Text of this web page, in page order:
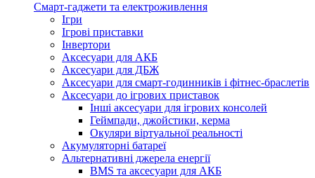
Смарт-гаджети та електроживлення
Ігри
Ігрові приставки
Інвертори
Аксесуари для АКБ
Аксесуари для ДБЖ
Аксесуари для смарт-годинників і фітнес-браслетів
Аксесуари до ігрових приставок
Інші аксесуари для ігрових консолей
Геймпади, джойстики, керма
Окуляри віртуальної реальності
Акумуляторні батареї
Альтернативні джерела енергії
BMS та аксесуари для АКБ